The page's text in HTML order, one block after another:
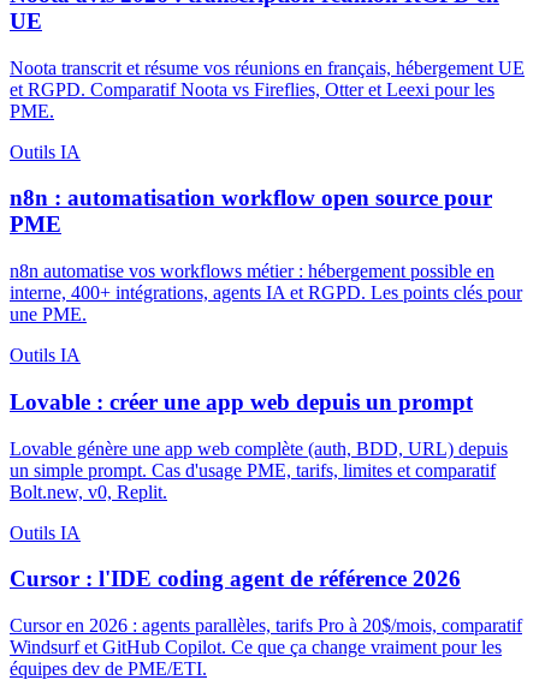
UE
Noota transcrit et résume vos réunions en français, hébergement UE
et RGPD. Comparatif Noota vs Fireflies, Otter et Leexi pour les
PME.
Outils IA
n8n : automatisation workflow open source pour
PME
n8n automatise vos workflows métier : hébergement possible en
interne, 400+ intégrations, agents IA et RGPD. Les points clés pour
une PME.
Outils IA
Lovable : créer une app web depuis un prompt
Lovable génère une app web complète (auth, BDD, URL) depuis
un simple prompt. Cas d'usage PME, tarifs, limites et comparatif
Bolt.new, v0, Replit.
Outils IA
Cursor : l'IDE coding agent de référence 2026
Cursor en 2026 : agents parallèles, tarifs Pro à 20$/mois, comparatif
Windsurf et GitHub Copilot. Ce que ça change vraiment pour les
équipes dev de PME/ETI.